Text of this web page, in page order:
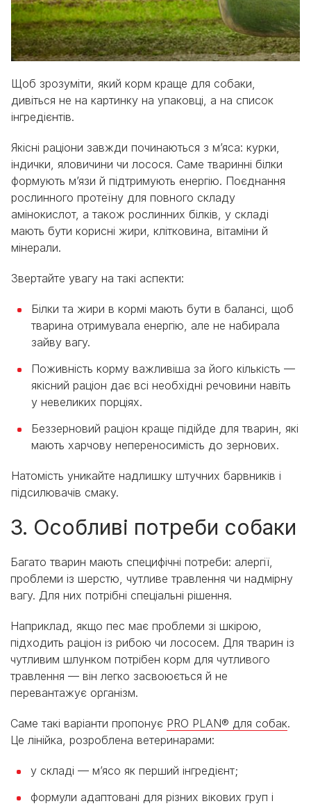
Щоб зрозуміти, який корм краще для собаки,
дивіться не на картинку на упаковці, а на список
інгредієнтів.
Якісні раціони завжди починаються з м’яса: курки,
індички, яловичини чи лосося. Саме тваринні білки
формують м’язи й підтримують енергію. Поєднання
рослинного протеїну для повного складу
амінокислот, а також рослинних білків, у складі
мають бути корисні жири, клітковина, вітаміни й
мінерали.
Звертайте увагу на такі аспекти:
Білки та жири в кормі мають бути в балансі, щоб
тварина отримувала енергію, але не набирала
зайву вагу.
Поживність корму важливіша за його кількість —
якісний раціон дає всі необхідні речовини навіть
у невеликих порціях.
Беззерновий раціон краще підійде для тварин, які
мають харчову непереносимість до зернових.
Натомість уникайте надлишку штучних барвників і
підсилювачів смаку.
3. Особливі потреби собаки
Багато тварин мають специфічні потреби: алергії,
проблеми із шерстю, чутливе травлення чи надмірну
вагу. Для них потрібні спеціальні рішення.
Наприклад, якщо пес має проблеми зі шкірою,
підходить раціон із рибою чи лососем. Для тварин із
чутливим шлунком потрібен корм для чутливого
травлення — він легко засвоюється й не
перевантажує організм.
Саме такі варіанти пропонує PRO PLAN® для собак.
Це лінійка, розроблена ветеринарами:
у складі — м’ясо як перший інгредієнт;
формули адаптовані для різних вікових груп і